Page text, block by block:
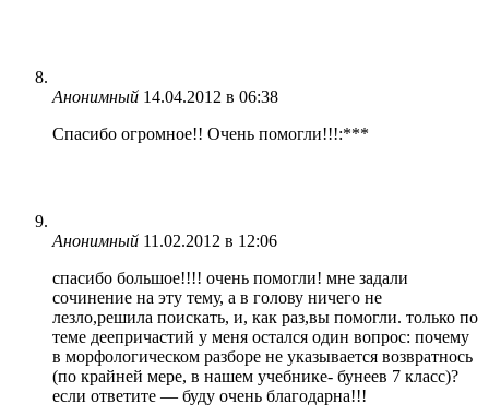
Анонимный 14.04.2012 в 06:38
Спасибо огромное!! Очень помогли!!!:***
Анонимный 11.02.2012 в 12:06
спасибо большое!!!! очень помогли! мне задали
сочинение на эту тему, а в голову ничего не
лезло,решила поискать, и, как раз,вы помогли. только по
теме деепричастий у меня остался один вопрос: почему
в морфологическом разборе не указывается возвратнось
(по крайней мере, в нашем учебнике- бунеев 7 класс)?
если ответите — буду очень благодарна!!!